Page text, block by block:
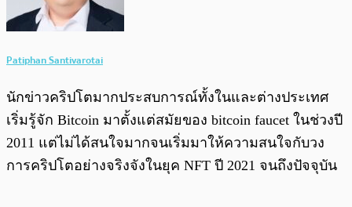
Patiphan Santivarotai
นักข่าวคริปโตมากประสบการณ์ทั้งในและต่างประเทศ
เริ่มรู้จัก Bitcoin มาตั้งแต่สมัยของ bitcoin faucet ในช่วงปี
2011 แต่ไม่ได้สนใจมากจนเริ่มมาให้ความสนใจกับวง
การคริปโตอย่างจริงจังในยุค NFT ปี 2021 จนถึงปัจจุบัน